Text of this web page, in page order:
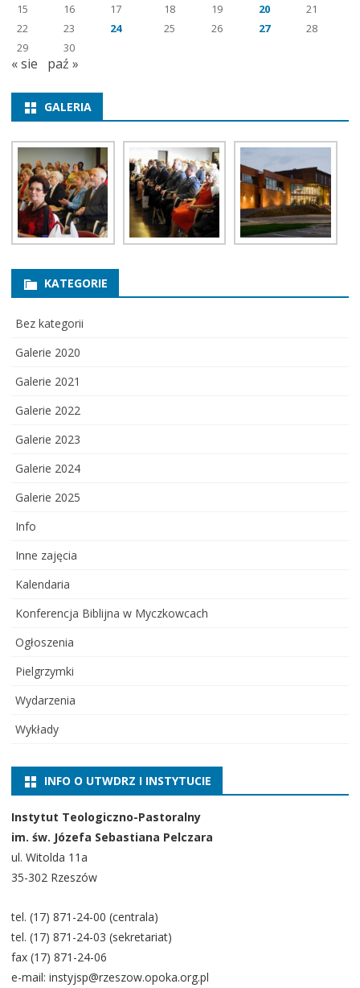
15
16 17 18 19 20
21
22
23 24 25 26 27
28
29
30
« sie paź »
GALERIA
KATEGORIE
Bez kategorii
Galerie 2020
Galerie 2021
Galerie 2022
Galerie 2023
Galerie 2024
Galerie 2025
Info
Inne zajęcia
Kalendaria
Konferencja Biblijna w Myczkowcach
Ogłoszenia
Pielgrzymki
Wydarzenia
Wykłady
INFO O UTWDRZ I INSTYTUCIE
Instytut Teologiczno-Pastoralny
im. św. Józefa Sebastiana Pelczara
ul. Witolda 11a
35-302 Rzeszów
tel. (17) 871-24-00 (centrala)
tel. (17) 871-24-03 (sekretariat)
fax (17) 871-24-06
e-mail: instyjsp@rzeszow.opoka.org.pl